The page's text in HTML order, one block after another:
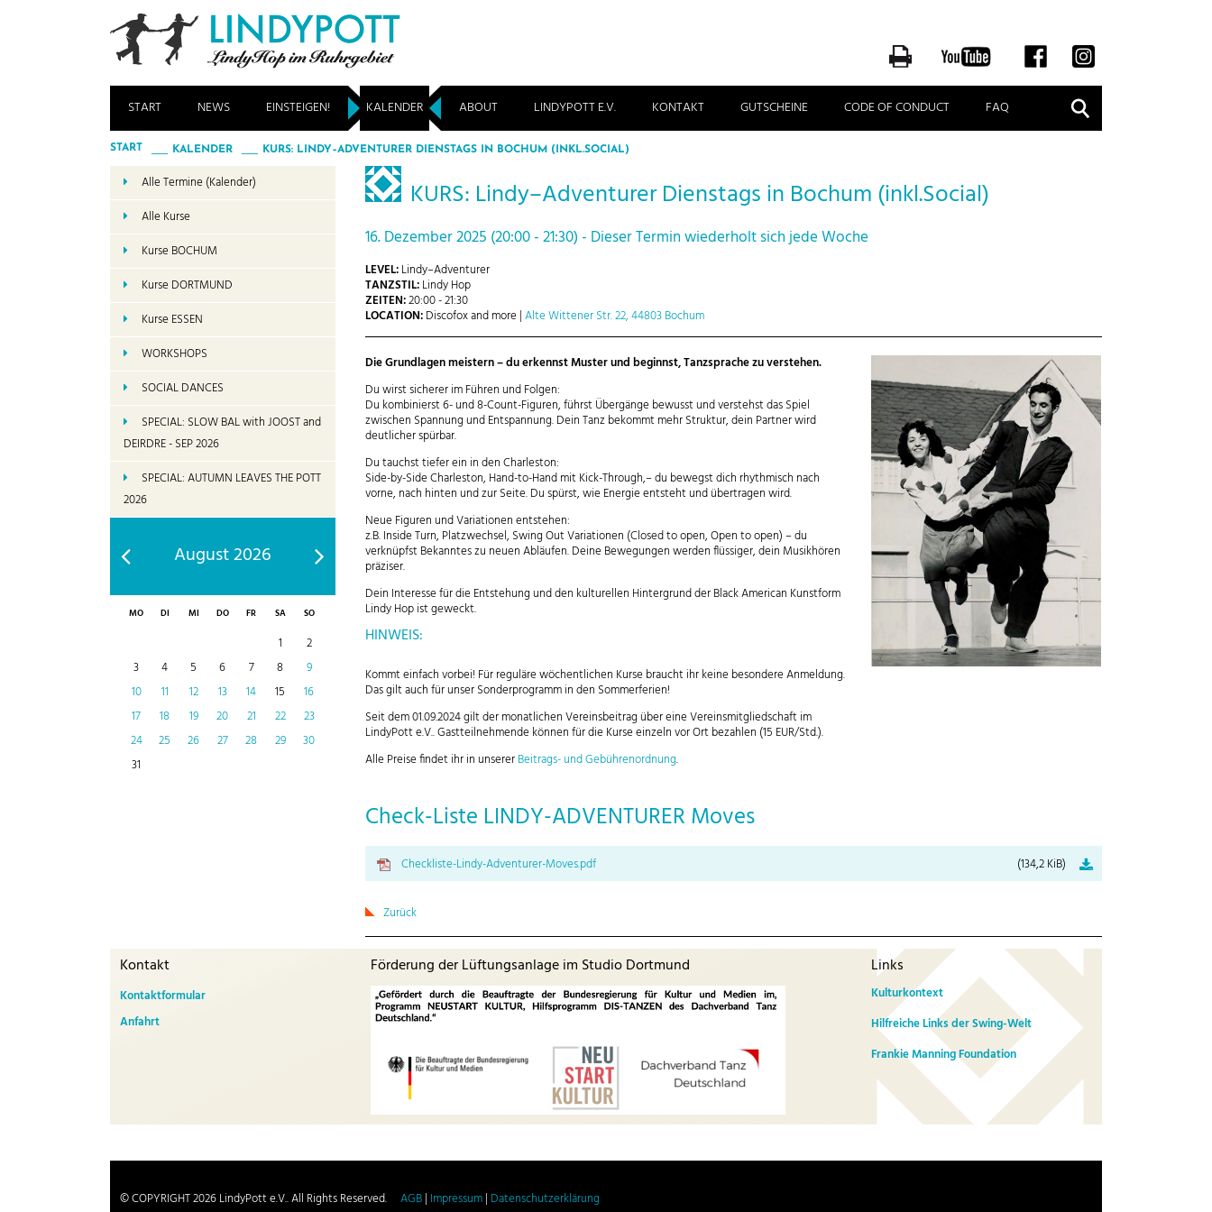
START NEWS EINSTEIGEN! KALENDER ABOUT LINDYPOTT E.V. KONTAKT GUTSCHEINE CODE OF CONDUCT FAQ Suche
START KALENDER KURS: LINDY–ADVENTURER DIENSTAGS IN BOCHUM (INKL.SOCIAL)
KURS: Lindy–Adventurer Dienstags in Bochum (inkl.Social)
16. Dezember 2025 (20:00 - 21:30) - Dieser Termin wiederholt sich jede Woche
LEVEL:Lindy–Adventurer
TANZSTIL:Lindy Hop
ZEITEN:20:00 - 21:30
LOCATION:Discofox and more |Alte Wittener Str. 22, 44803 Bochum
Die Grundlagen meistern – du erkennst Muster und beginnst, Tanzsprache zu verstehen.
Du wirst sicherer im Führen und Folgen:
Du kombinierst 6- und 8-Count-Figuren, führst Übergänge bewusst und verstehst das Spiel
zwischen Spannung und Entspannung. Dein Tanz bekommt mehr Struktur, dein Partner wird
deutlicher spürbar.
Du tauchst tiefer ein in den Charleston:
Side-by-Side Charleston, Hand-to-Hand mit Kick-Through,– du bewegst dich rhythmisch nach
vorne, nach hinten und zur Seite. Du spürst, wie Energie entsteht und übertragen wird.
Neue Figuren und Variationen entstehen:
z.B. Inside Turn, Platzwechsel, Swing Out Variationen (Closed to open, Open to open) – du
verknüpfst Bekanntes zu neuen Abläufen. Deine Bewegungen werden flüssiger, dein Musikhören
präziser.
Dein Interesse für die Entstehung und den kulturellen Hintergrund der Black American Kunstform
Lindy Hop ist geweckt.
HINWEIS:
Kommt einfach vorbei! Für reguläre wöchentlichen Kurse braucht ihr keine besondere Anmeldung.
Das gilt auch für unser Sonderprogramm in den Sommerferien!
Seit dem 01.09.2024 gilt der monatlichen Vereinsbeitrag über eine Vereinsmitgliedschaft im
LindyPott e.V.. Gastteilnehmende können für die Kurse einzeln vor Ort bezahlen (15 EUR/Std.).
Alle Preise findet ihr in unsererBeitrags- und Gebührenordnung.
Check-Liste LINDY-ADVENTURER Moves
Checkliste-Lindy-Adventurer-Moves.pdf (134,2 KiB)
Zurück
Alle Termine (Kalender)
Alle Kurse
Kurse BOCHUM
Kurse DORTMUND
Kurse ESSEN
WORKSHOPS
SOCIAL DANCES
SPECIAL: SLOW BAL with JOOST and
DEIRDRE - SEP 2026
SPECIAL: AUTUMN LEAVES THE POTT
2026
August 2026
MO DI MI DO FR SA SO
1
2
3
4 5 6 7 8
9
10
11 12 13 14 15
16
17
18 19 20 21 22
23
24
25 26 27 28 29
30
31
Kontakt
Kontaktformular
Anfahrt
Förderung der Lüftungsanlage im Studio Dortmund Links
Kulturkontext
Hilfreiche Links der Swing-Welt
Frankie Manning Foundation
© COPYRIGHT 2026 LindyPott e.V.. All Rights Reserved. AGB| Impressum| Datenschutzerklärung